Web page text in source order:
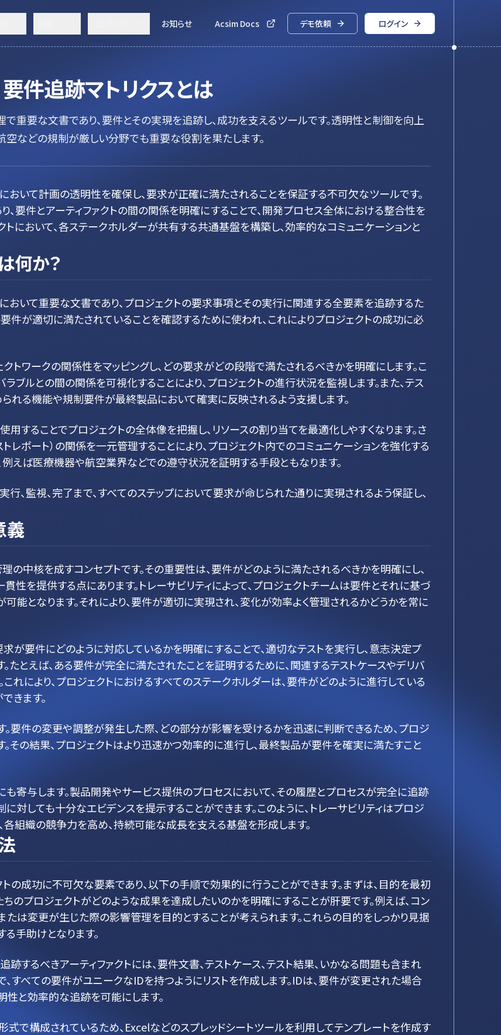
お知らせ Acsim Docs デモ依頼 ログイン
要件追跡マトリクスとは
で重要な文書であり、要件とその実現を追跡し、成功を支えるツールです。透明性と制御を向上
空などの規制が厳しい分野でも重要な役割を果たします。
おいて計画の透明性を確保し、要求が正確に満たされることを保証する不可欠なツールです。
、要件とアーティファクトの間の関係を明確にすることで、開発プロセス全体における整合性を
において、各ステークホルダーが共有する共通基盤を構築し、効率的なコミュニケーションと
何か？
において重要な文書であり、プロジェクトの要求事項とその実行に関連する全要素を追跡するた
件が適切に満たされていることを確認するために使われ、これによりプロジェクトの成功に必
トワークの関係性をマッピングし、どの要求がどの段階で満たされるべきかを明確にします。こ
ラブルとの間の関係を可視化することにより、プロジェクトの進行状況を監視します。また、テス
れる機能や規制要件が最終製品において確実に反映されるよう支援します。
することでプロジェクトの全体像を把握し、リソースの割り当てを最適化しやすくなります。さ
トレポート）の関係を一元管理することにより、プロジェクト内でのコミュニケーションを強化する
例えば医療機器や航空業界などでの遵守状況を証明する手段ともなります。
、監視、完了まで、すべてのステップにおいて要求が命じられた通りに実現されるよう保証し、
義
の中核を成すコンセプトです。その重要性は、要件がどのように満たされるべきかを明確にし、
を提供する点にあります。トレーサビリティによって、プロジェクトチームは要件とそれに基づ
能となります。それにより、要件が適切に実現され、変化が効率よく管理されるかどうかを常に
が要件にどのように対応しているかを明確にすることで、適切なテストを実行し、意志決定プ
たとえば、ある要件が完全に満たされたことを証明するために、関連するテストケースやデリバ
れにより、プロジェクトにおけるすべてのステークホルダーは、要件がどのように進行している
きます。
。要件の変更や調整が発生した際、どの部分が影響を受けるかを迅速に判断できるため、プロジ
その結果、プロジェクトはより迅速かつ効率的に進行し、最終製品が要件を確実に満たすこと
も寄与します。製品開発やサービス提供のプロセスにおいて、その履歴とプロセスが完全に追跡
対しても十分なエビデンスを提示することができます。このように、トレーサビリティはプロジ
各組織の競争力を高め、持続可能な成長を支える基盤を形成します。
の成功に不可欠な要素であり、以下の手順で効果的に行うことができます。まずは、目的を最初
のプロジェクトがどのような成果を達成したいのかを明確にすることが肝要です。例えば、コン
たは変更が生じた際の影響管理を目的とすることが考えられます。これらの目的をしっかり見据
手助けとなります。
跡するべきアーティファクトには、要件文書、テストケース、テスト結果、いかなる問題も含まれ
、すべての要件がユニークなIDを持つようにリストを作成します。IDは、要件が変更された場合
性と効率的な追跡を可能にします。
式で構成されているため、Excelなどのスプレッドシートツールを利用してテンプレートを作成す